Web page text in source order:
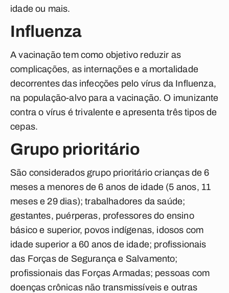
idade ou mais.
Influenza
A vacinação tem como objetivo reduzir as
complicações, as internações e a mortalidade
decorrentes das infecções pelo vírus da Influenza,
na população-alvo para a vacinação. O imunizante
contra o vírus é trivalente e apresenta três tipos de
cepas.
Grupo prioritário
São considerados grupo prioritário crianças de 6
meses a menores de 6 anos de idade (5 anos, 11
meses e 29 dias); trabalhadores da saúde;
gestantes, puérperas, professores do ensino
básico e superior, povos indígenas, idosos com
idade superior a 60 anos de idade; profissionais
das Forças de Segurança e Salvamento;
profissionais das Forças Armadas; pessoas com
doenças crônicas não transmissíveis e outras